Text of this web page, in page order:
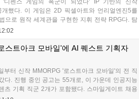
'디펜스 게임의 폭군이 되었다' IP 기반의 신작
했다. 이 게임은 2D 픽셀아트와 언리얼엔진5를
으로 원작 세계관을 구현한 지휘 전략 RPG다. 탐
등 핵심 콘텐츠를 담았으며 2026년 하반기부터
스로드 등 주요 연출도 함께 선보여 기대감을 높였
스트아크 모바일'에 AI 퀘스트 기획자
부터 신작 MMORPG '로스트아크 모바일'의 전 직
다. 진행 중인 공고는 55개로, 이 가운데 인공지능
츠 기획 직군 2개가 포함됐다. 스마일게이트 채용